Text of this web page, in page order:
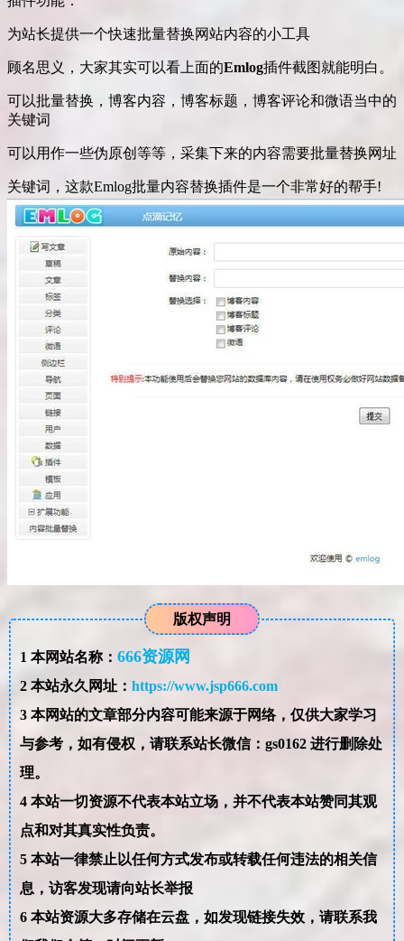
为站长提供一个快速批量替换网站内容的小工具
顾名思义，大家其实可以看上面的Emlog插件截图就能明白。
可以批量替换，博客内容，博客标题，博客评论和微语当中的
关键词
可以用作一些伪原创等等，采集下来的内容需要批量替换网址
关键词，这款Emlog批量内容替换插件是一个非常好的帮手!
版权声明
1 本网站名称： 666资源网
2本站永久网址： https://www.jsp666.com
3本网站的文章部分内容可能来源于网络，仅供大家学习
与参考，如有侵权，请联系站长微信：gs0162 进行删除处
理。
4本站一切资源不代表本站立场，并不代表本站赞同其观
点和对其真实性负责。
5本站一律禁止以任何方式发布或转载任何违法的相关信
息，访客发现请向站长举报
6本站资源大多存储在云盘，如发现链接失效，请联系我